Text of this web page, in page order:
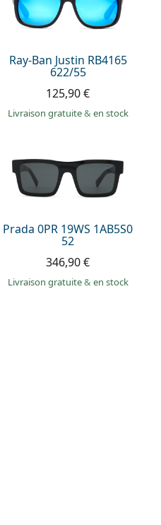
Ray-Ban Justin RB4165
622/55
125,90 €
Livraison gratuite& en stock
Prada 0PR 19WS 1AB5S0
52
346,90 €
Livraison gratuite& en stock